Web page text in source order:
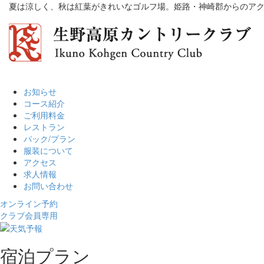
夏は涼しく、秋は紅葉がきれいなゴルフ場。姫路・神崎郡からのアク
お知らせ
コース紹介
ご利用料金
レストラン
パック/プラン
服装について
アクセス
求人情報
お問い合わせ
オンライン予約
クラブ会員専用
宿泊プラン